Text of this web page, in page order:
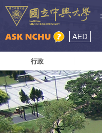
AED
行政